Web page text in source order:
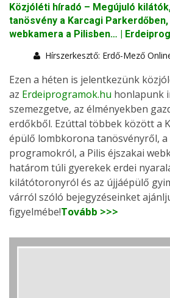
Közjóléti híradó – Megújuló
tanösvény a Karcagi
webkamera a Pilisben… |
Hírszerkesztő: Erdő-Mező
Ezen a héten is jelentkezünk
az Erdeiprogramok.hu honlapunk
szemezgetve, az élményekben
erdőkből. Ezúttal többek között a
épülő lombkorona tanösvényről, a
programokról, a Pilis éjszakai
határom túli gyerekek erdei
kilátótoronyról és az újjáépülő
várról szóló bejegyzéseinket
figyelmébe!Tovább >>>